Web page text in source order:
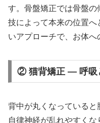
す。骨盤矯正では骨盤
技によって本来の位置へ
いアプローチで、お体へ
② 猫背矯正 — 呼吸
背中が丸くなっていると
自律神経が乱れやすく